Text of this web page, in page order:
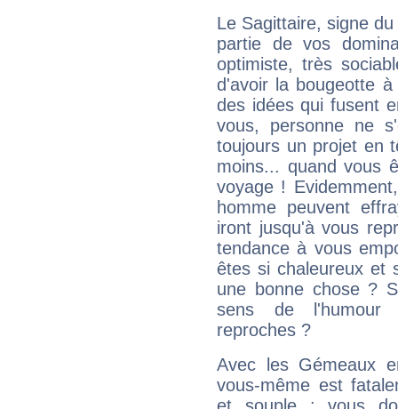
Le Sagittaire, signe
partie de vos
optimiste, très
d'avoir la bougeotte
des idées qui fusent
vous, personne ne
toujours un projet en
moins... quand vous
voyage !
homme peuvent
iront jusqu'à vous
tendance à vous
êtes si chaleureux et
une bonne chose ?
sens de l'humour
reproches ?
Avec les Gémeaux
vous-même est